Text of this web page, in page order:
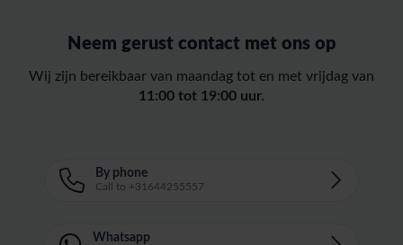
Neem gerust contact met ons op
Wij zijn bereikbaar van maandag tot en met vrijdag van
11:00 tot 19:00 uur.
By phone
Call to +31644255557
Whatsapp